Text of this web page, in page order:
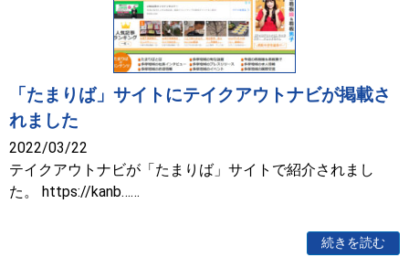
「たまりば」サイトにテイクアウトナビが掲載さ
れました
2022/03/22
テイクアウトナビが「たまりば」サイトで紹介されまし
た。 https://kanb……
続きを読む